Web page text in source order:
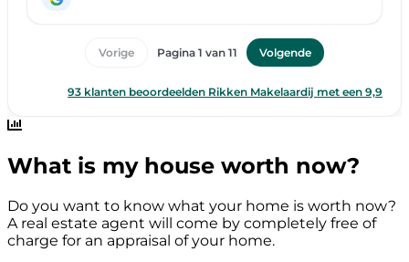
What is my house worth now?
Do you want to know what your home is worth now?
A real estate agent will come by completely free of
charge for an appraisal of your home.